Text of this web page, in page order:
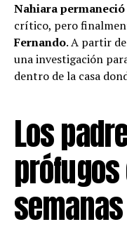
Nahiara
crítico, pero
Fernando. A partir
una investigación
dentro de la casa
Los
semanas